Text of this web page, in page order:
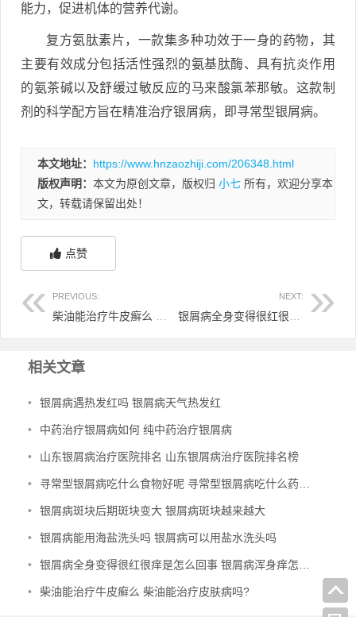
能力，促进机体的营养代谢。
复方氨肽素片，一款集多种功效于一身的药物，其
主要有效成分包括活性强烈的氨基肽酶、具有抗炎作用
的氨茶碱以及舒缓过敏反应的马来酸氯苯那敏。这款制
剂的科学配方旨在精准治疗银屑病，即寻常型银屑病。
本文地址： https://www.hnzaozhiji.com/206348.html
版权声明： 本文为原创文章，版权归 小七 所有，欢迎分享本
文，转载请保留出处！
点赞
PREVIOUS: NEXT:
相关文章
• 银屑病遇热发红吗 银屑病天气热发红
• 中药治疗银屑病如何 纯中药治疗银屑病
• 山东银屑病治疗医院排名 山东银屑病治疗医院排名榜
• 寻常型银屑病吃什么食物好呢 寻常型银屑病吃什么药效果好
• 银屑病斑块后期斑块变大 银屑病斑块越来越大
• 银屑病能用海盐洗头吗 银屑病可以用盐水洗头吗
• 银屑病全身变得很红很痒是怎么回事 银屑病浑身痒怎么办
• 柴油能治疗牛皮癣么 柴油能治疗皮肤病吗?